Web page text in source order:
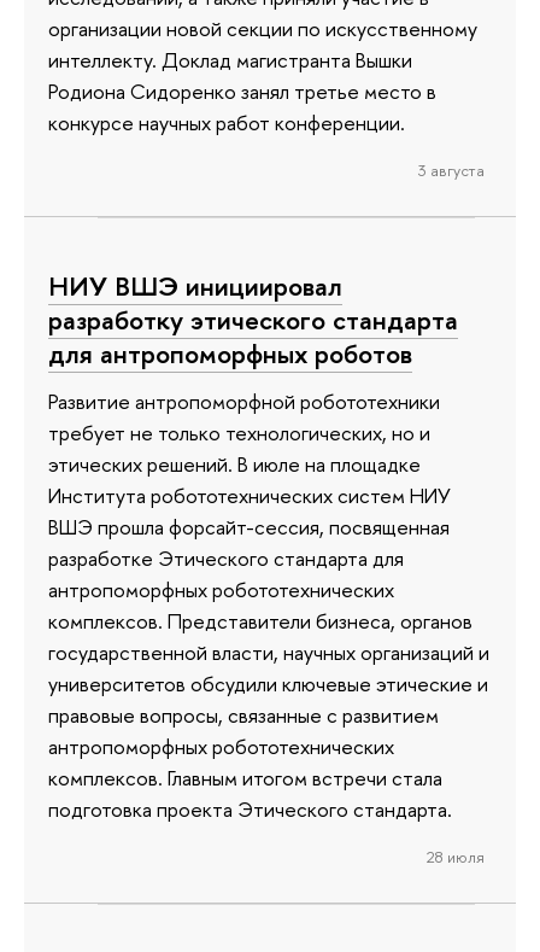
организации новой секции по искусственному
интеллекту. Доклад магистранта Вышки
Родиона Сидоренко занял третье место в
конкурсе научных работ конференции.
3 августа
НИУ ВШЭ инициировал
разработку этического стандарта
для антропоморфных роботов
Развитие антропоморфной робототехники
требует не только технологических, но и
этических решений. В июле на площадке
Института робототехнических систем НИУ
ВШЭ прошла форсайт-сессия, посвященная
разработке Этического стандарта для
антропоморфных робототехнических
комплексов. Представители бизнеса, органов
государственной власти, научных организаций и
университетов обсудили ключевые этические и
правовые вопросы, связанные с развитием
антропоморфных робототехнических
комплексов. Главным итогом встречи стала
подготовка проекта Этического стандарта.
28 июля